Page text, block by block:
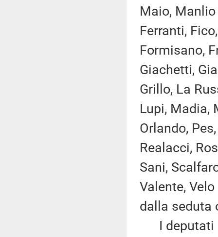
Maio, Manlio
Ferranti,
Formisano,
Giachetti,
Grillo, La
Lupi, Madia,
Orlando,
Realacci,
Sani,
Valente,
dalla seduta
I deputati